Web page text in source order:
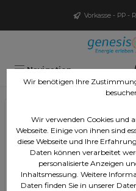
Zum Hauptinhalt springen
Vorkasse - PP -
Navigation
Wir benötigen Ihre
Wir verwenden Cookies und
Webseite. Einige von ihnen sind
diese Webseite und Ihre
Daten können verarbeitet
personalisierte Anzeigen
Inhaltsmessung. Weitere
Daten finden Sie in unserer